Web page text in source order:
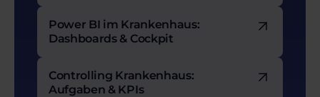
Power BI im Krankenhaus:
Dashboards & Cockpit
Controlling Krankenhaus:
Aufgaben & KPIs